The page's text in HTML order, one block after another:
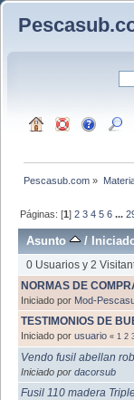
Pescasub.com »
Páginas: [1]2 3 4 5 6 ...
Asunto /
0 Usuarios y 2
NORMAS DE
Iniciado por Mod-
TESTIMONIOS DE
Iniciado por usuario « 1 2
Vendo fusil abellan
Iniciado por dacorsub
Fusil 110 madera